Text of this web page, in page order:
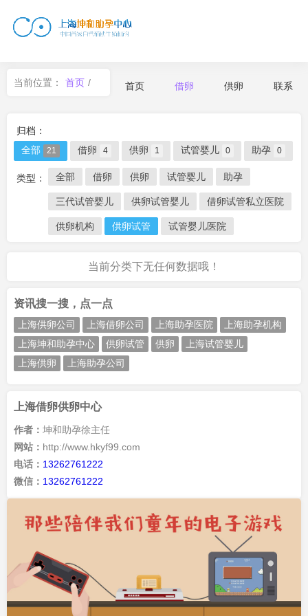
首页 借卵 供卵 联系
当前位置： 首页 /
归档：
全部
21 借卵 4 供卵 1 试管婴儿 0 助孕 0
类型： 全部 借卵 供卵 试管婴儿 助孕
三代试管婴儿 供卵试管婴儿 借卵试管私立医院
供卵机构 供卵试管 试管婴儿医院
当前分类下无任何数据哦！
资讯搜一搜，点一点
上海供卵公司 上海借卵公司 上海助孕医院
上海助孕机构
上海坤和助孕中心
供卵试管 供卵
上海试管婴儿
上海供卵
上海助孕公司
上海借卵供卵中心
作者： 坤和助孕徐主任
网站： http://www.hkyf99.com
电话： 13262761222
微信： 13262761222